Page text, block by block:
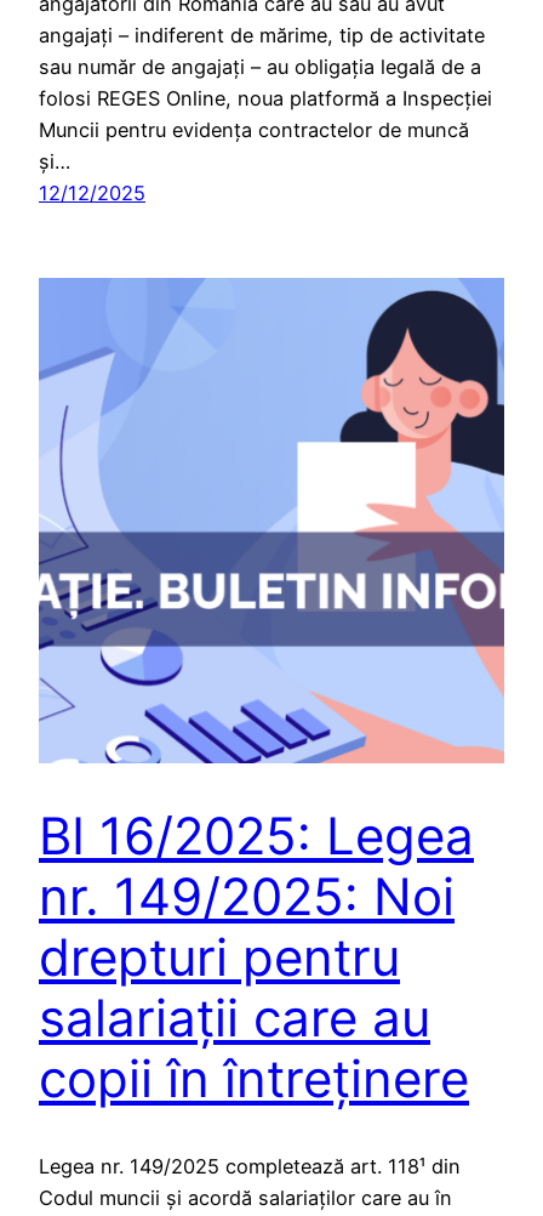
angajați – indiferent de mărime, tip de activitate
sau număr de angajați – au obligația legală de a
folosi REGES Online, noua platformă a Inspecției
Muncii pentru evidența contractelor de muncă
și…
12/12/2025
BI 16/2025: Legea
nr. 149/2025: Noi
drepturi pentru
salariații care au
copii în întreținere
Legea nr. 149/2025 completează art. 118¹ din
Codul muncii și acordă salariaților care au în